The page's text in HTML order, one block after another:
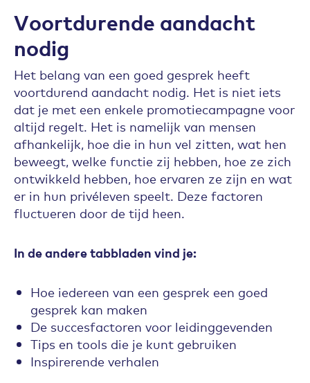
Voortdurende aandacht
nodig
Het belang van een goed gesprek heeft
voortdurend aandacht nodig. Het is niet iets
dat je met een enkele promotiecampagne voor
altijd regelt. Het is namelijk van mensen
afhankelijk, hoe die in hun vel zitten, wat hen
beweegt, welke functie zij hebben, hoe ze zich
ontwikkeld hebben, hoe ervaren ze zijn en wat
er in hun privéleven speelt. Deze factoren
fluctueren door de tijd heen.
In de andere tabbladen vind je:
Hoe iedereen van een gesprek een goed
gesprek kan maken
De succesfactoren voor leidinggevenden
Tips en tools die je kunt gebruiken
Inspirerende verhalen